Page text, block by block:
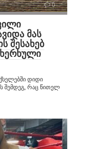
0
მას
შესახებ
დიდი
შემდეგ, რაც წითელ